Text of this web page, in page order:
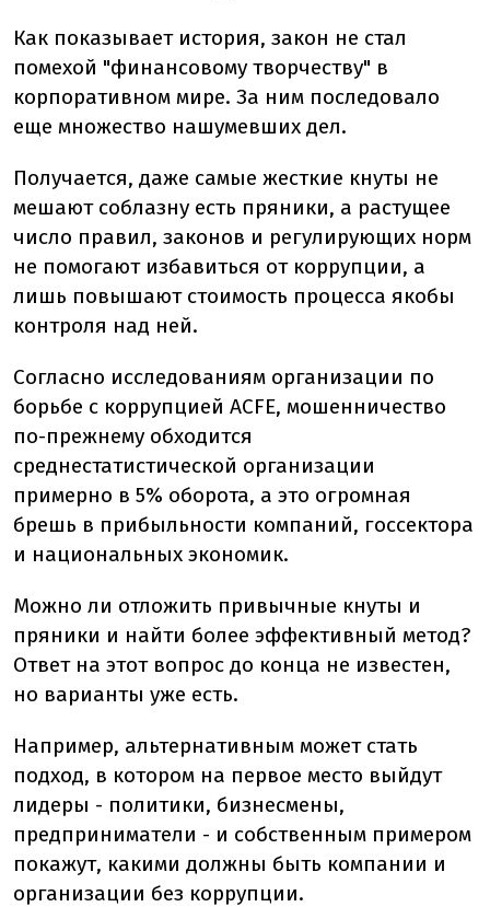
Как показывает история, закон не стал
помехой "финансовому творчеству" в
корпоративном мире. За ним последовало
еще множество нашумевших дел.
Получается, даже самые жесткие кнуты не
мешают соблазну есть пряники, а растущее
число правил, законов и регулирующих норм
не помогают избавиться от коррупции, а
лишь повышают стоимость процесса якобы
контроля над ней.
Согласно исследованиям организации по
борьбе с коррупцией ACFE, мошенничество
по-прежнему обходится
среднестатистической организации
примерно в 5% оборота, а это огромная
брешь в прибыльности компаний, госсектора
и национальных экономик.
Можно ли отложить привычные кнуты и
пряники и найти более эффективный метод?
Ответ на этот вопрос до конца не известен,
но варианты уже есть.
Например, альтернативным может стать
подход, в котором на первое место выйдут
лидеры - политики, бизнесмены,
предприниматели - и собственным примером
покажут, какими должны быть компании и
организации без коррупции.